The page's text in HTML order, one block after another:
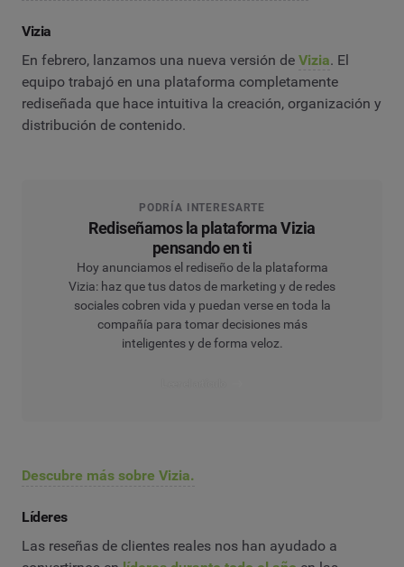
Vizia
En febrero, lanzamos una nueva versión de Vizia. El
equipo trabajó en una plataforma completamente
rediseñada que hace intuitiva la creación, organización y
distribución de contenido.
PODRÍA INTERESARTE
Rediseñamos la plataforma Vizia
pensando en ti
Hoy anunciamos el rediseño de la plataforma
Vizia: haz que tus datos de marketing y de redes
sociales cobren vida y puedan verse en toda la
compañía para tomar decisiones más
inteligentes y de forma veloz.
Descubre más sobre Vizia.
Líderes
Las reseñas de clientes reales nos han ayudado a